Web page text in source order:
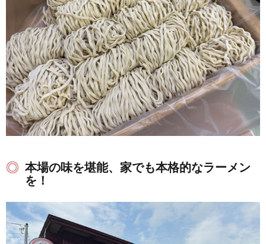
本場の味を堪能、家でも本格的なラーメン
を！